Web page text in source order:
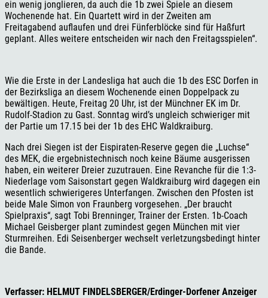
ein wenig jonglieren, da auch die 1b zwei Spiele an diesem
Wochenende hat. Ein Quartett wird in der Zweiten am
Freitagabend auflaufen und drei Fünferblöcke sind für Haßfurt
geplant. Alles weitere entscheiden wir nach den Freitagsspielen“.
Wie die Erste in der Landesliga hat auch die 1b des ESC Dorfen in
der Bezirksliga an diesem Wochenende einen Doppelpack zu
bewältigen. Heute, Freitag 20 Uhr, ist der Münchner EK im Dr.
Rudolf-Stadion zu Gast. Sonntag wird’s ungleich schwieriger mit
der Partie um 17.15 bei der 1b des EHC Waldkraiburg.
Nach drei Siegen ist der Eispiraten-Reserve gegen die „Luchse“
des MEK, die ergebnistechnisch noch keine Bäume ausgerissen
haben, ein weiterer Dreier zuzutrauen. Eine Revanche für die 1:3-
Niederlage vom Saisonstart gegen Waldkraiburg wird dagegen ein
wesentlich schwierigeres Unterfangen. Zwischen den Pfosten ist
beide Male Simon von Fraunberg vorgesehen. „Der braucht
Spielpraxis“, sagt Tobi Brenninger, Trainer der Ersten. 1b-Coach
Michael Geisberger plant zumindest gegen München mit vier
Sturmreihen. Edi Seisenberger wechselt verletzungsbedingt hinter
die Bande.
Verfasser: HELMUT FINDELSBERGER/Erdinger-Dorfener Anzeiger